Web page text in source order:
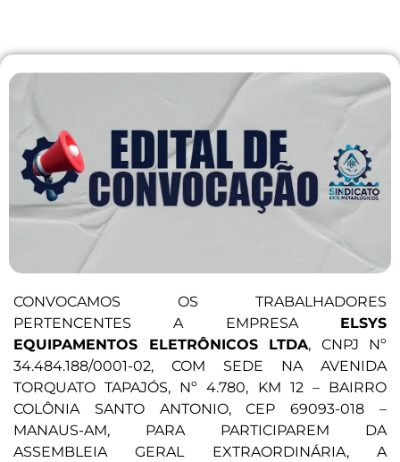
CONVOCAMOS OS TRABALHADORES
PERTENCENTES A EMPRESA ELSYS
EQUIPAMENTOS ELETRÔNICOS LTDA, CNPJ Nº
34.484.188/0001-02, COM SEDE NA AVENIDA
TORQUATO TAPAJÓS, Nº 4.780, KM 12 – BAIRRO
COLÔNIA SANTO ANTONIO, CEP 69093-018 –
MANAUS-AM, PARA PARTICIPAREM DA
ASSEMBLEIA GERAL EXTRAORDINÁRIA, A